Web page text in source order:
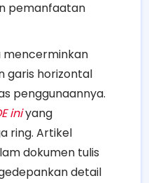
pemanfaatan
garis horizontal
penggunaannya.
iniyang
ring. Artikel
dokumen tulis
detail